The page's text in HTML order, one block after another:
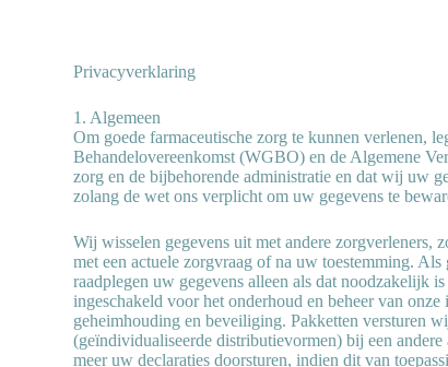
Privacyverklaring
1. Algemeen
Om goede farmaceutische zorg te kunnen verlenen,
Behandelovereenkomst (WGBO) en de Algemene
zorg en de bijbehorende administratie en dat wij uw
zolang de wet ons verplicht om uw gegevens te
Wij wisselen gegevens uit met andere zorgverleners,
met een actuele zorgvraag of na uw toestemming.
raadplegen uw gegevens alleen als dat noodzakelijk
ingeschakeld voor het onderhoud en beheer van
geheimhouding en beveiliging. Pakketten versturen
(geïndividualiseerde distributievormen) bij een
meer uw declaraties doorsturen, indien dit van